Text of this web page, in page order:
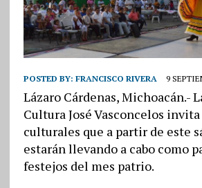
POSTED BY: FRANCISCO RIVERA 9
Lázaro Cárdenas, Michoacán.-
Cultura José Vasconcelos
culturales que a partir de este
estarán llevando a cabo como
festejos del mes patrio.